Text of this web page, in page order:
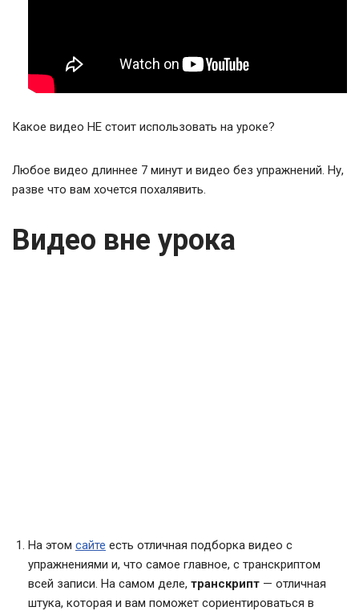
Какое видео НЕ стоит использовать на уроке?
Любое видео длиннее 7 минут и видео без упражнений. Ну,
разве что вам хочется похалявить.
Видео вне урока
На этом сайте есть отличная подборка видео с
упражнениями и, что самое главное, с транскриптом
всей записи. На самом деле, транскрипт — отличная
штука, которая и вам поможет сориентироваться в